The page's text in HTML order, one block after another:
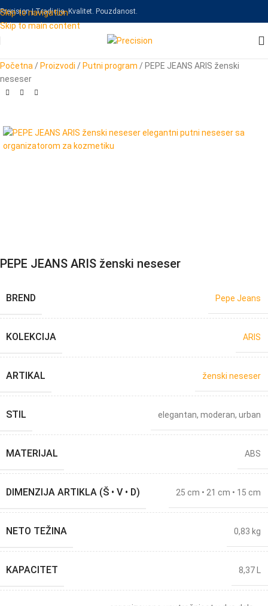
Skip to navigation
Skip to main content
Precision | Tradicija. Kvalitet. Pouzdanost.
Početna / Proizvodi / Putni program / PEPE JEANS ARIS ženski
neseser
PEPE JEANS ARIS ženski neseser
BREND Pepe Jeans
KOLEKCIJA ARIS
ARTIKAL ženski neseser
STIL elegantan, moderan, urban
MATERIJAL ABS
DIMENZIJA ARTIKLA (Š • V • D) 25 cm • 21 cm • 15 cm
NETO TEŽINA 0,83 kg
KAPACITET 8,37 L